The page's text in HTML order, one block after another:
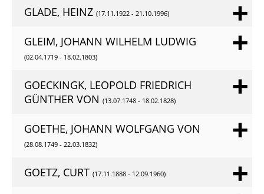
GLADE, HEINZ (17.11.1922 - 21.10.1996)
GLEIM, JOHANN WILHELM LUDWIG
(02.04.1719 - 18.02.1803)
GOECKINGK, LEOPOLD FRIEDRICH
GÜNTHER VON (13.07.1748 - 18.02.1828)
GOETHE, JOHANN WOLFGANG VON
(28.08.1749 - 22.03.1832)
GOETZ, CURT (17.11.1888 - 12.09.1960)